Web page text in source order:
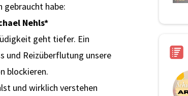
gebraucht habe:
Nehls*
geht tiefer. Ein
und Reizüberflutung unsere
blockieren.
und wirklich verstehen